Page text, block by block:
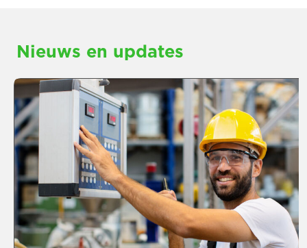
Nieuws en updates